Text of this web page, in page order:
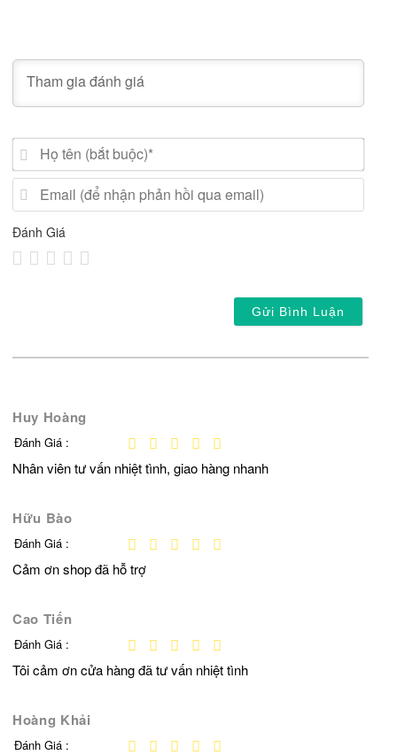
Họ
(bắt
Đánh Giá
Huy Hoàng
Đánh Giá :
Nhân viên tư vấn nhiệt tình, giao hàng nhanh
Hữu Bào
Đánh Giá :
Cảm ơn shop đã hỗ trợ
Cao Tiến
Đánh Giá :
Tôi cảm ơn cửa hàng đã tư vấn nhiệt tình
Hoàng Khải
Đánh Giá :